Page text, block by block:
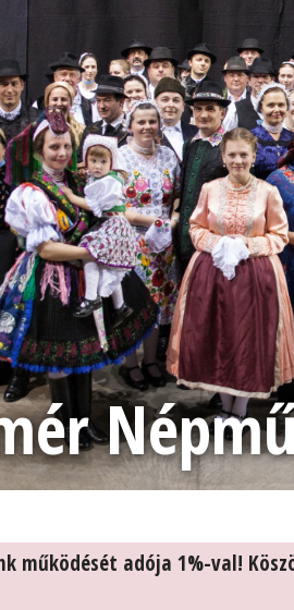
működését adója 1%-val!